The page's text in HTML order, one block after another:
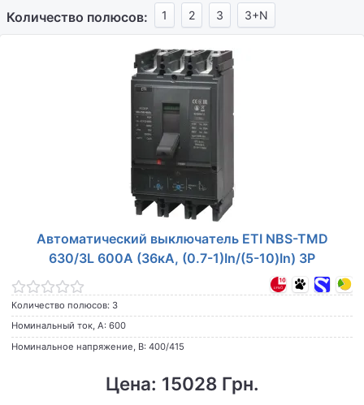
Количество полюсов: 1 2 3 3+N
Автоматический выключатель ETI NBS-TMD
630/3L 600A (36кА, (0.7-1)In/(5-10)In) 3P
Количество полюсов: 3
Номинальный ток, А: 600
Номинальное напряжение, В: 400/415
Цена: 15028 Грн.